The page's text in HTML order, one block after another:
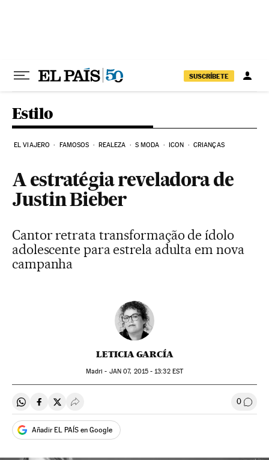
SUSCRÍBETE
Estilo
EL VIAJERO FAMOSOS REALEZA S MODA ICON CRIANÇAS
A estratégia reveladora de
Justin Bieber
Cantor retrata transformação de ídolo
adolescente para estrela adulta em nova
campanha
LETICIA GARCÍA
Madri - JAN 07, 2015 - 13:32EST
Compartir en Whatsapp
Compartir en Facebook
Compartir en Twitter
Desplegar Redes Sociales 0
Añadir EL PAÍS en Google